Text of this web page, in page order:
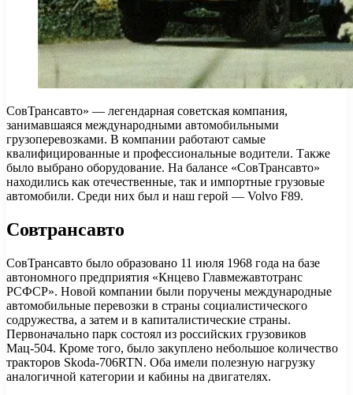
СовТрансавто» — легендарная советская компания,
занимавшаяся международными автомобильными
грузоперевозками. В компании работают самые
квалифицированные и профессиональные водители. Также
было выбрано оборудование. На балансе «СовТрансавто»
находились как отечественные, так и импортные грузовые
автомобили. Среди них был и наш герой — Volvo F89.
Совтрансавто
СовТрансавто было образовано 11 июля 1968 года на базе
автономного предприятия «Кнцево Главмежавтотранс
РСФСР». Новой компании были поручены международные
автомобильные перевозки в страны социалистического
содружества, а затем и в капиталистические страны.
Первоначально парк состоял из российских грузовиков
Мац-504. Кроме того, было закуплено небольшое количество
тракторов Skoda-706RTN. Оба имели полезную нагрузку
аналогичной категории и кабины на двигателях.